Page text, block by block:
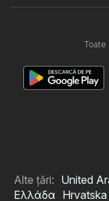
Toate
Alte țări: United
Ελλάδα Hrvatska